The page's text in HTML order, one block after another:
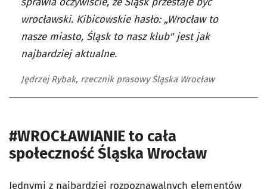
wrocławski. Kibicowskie hasło: „Wrocław to
nasze miasto, Śląsk to nasz klub" jest jak
najbardziej aktualne.
Jędrzej Rybak, rzecznik prasowy Śląska Wrocław
#WROCŁAWIANIE to cała
społeczność Śląska Wrocław
Jednymi z najbardziej rozpoznawalnych elementów